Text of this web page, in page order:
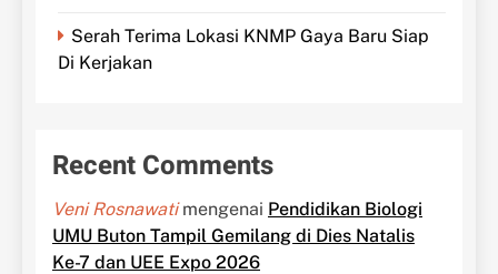
Serah Terima Lokasi KNMP Gaya Baru Siap
Di Kerjakan
Recent Comments
Veni Rosnawatimengenai Pendidikan Biologi
UMU Buton Tampil Gemilang di Dies Natalis
Ke-7 dan UEE Expo 2026